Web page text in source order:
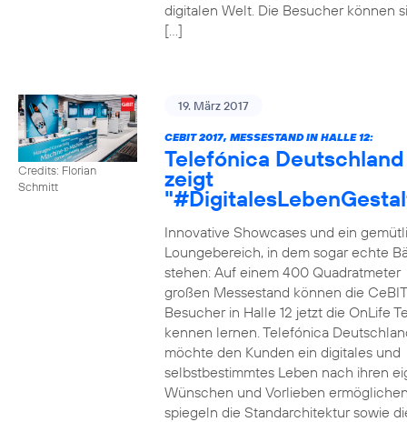
digitalen Welt. Die Besucher können
[…]
Credits: Florian
Schmitt
19. März 2017
CEBIT 2017, MESSESTAND IN HALLE 12:
Telefónica Deutschland
zeigt
Innovative Showcases und ein
Loungebereich, in dem sogar echte
stehen: Auf einem 400 Quadratmeter
großen Messestand können die CeBIT
Besucher in Halle 12 jetzt die OnLife
kennen lernen. Telefónica
möchte den Kunden ein digitales und
selbstbestimmtes Leben nach ihren
Wünschen und Vorlieben
spiegeln die Standarchitektur sowie